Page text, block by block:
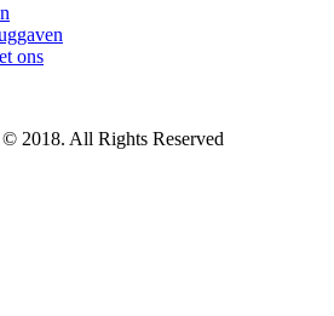
ons
2018. All Rights Reserved